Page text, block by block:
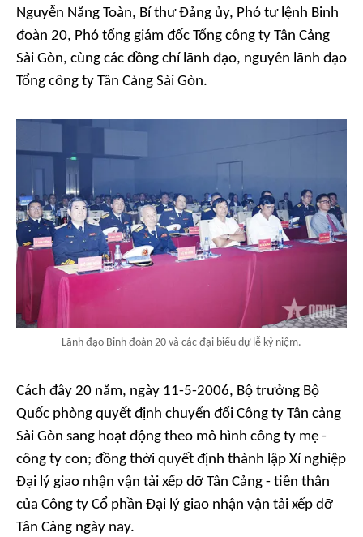
Nguyễn Năng Toàn, Bí thư Đảng ủy, Phó tư lệnh Binh
đoàn 20, Phó tổng giám đốc Tổng công ty Tân Cảng
Sài Gòn, cùng các đồng chí lãnh đạo, nguyên lãnh đạo
Tổng công ty Tân Cảng Sài Gòn.
Lãnh đạo Binh đoàn 20 và các đại biểu dự lễ kỷ niệm.
Cách đây 20 năm, ngày 11-5-2006, Bộ trưởng Bộ
Quốc phòng quyết định chuyển đổi Công ty Tân cảng
Sài Gòn sang hoạt động theo mô hình công ty mẹ -
công ty con; đồng thời quyết định thành lập Xí nghiệp
Đại lý giao nhận vận tải xếp dỡ Tân Cảng - tiền thân
của Công ty Cổ phần Đại lý giao nhận vận tải xếp dỡ
Tân Cảng ngày nay.